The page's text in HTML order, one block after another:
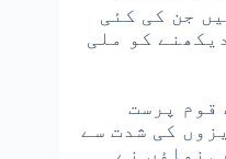
جن کی کئی
کو ملی
قوم پرست
کی شدت سے
نے